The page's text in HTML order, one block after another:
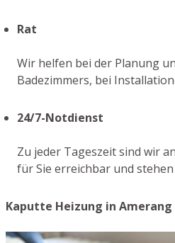
Rat
Wir helfen bei der Planung
Badezimmers, bei
24/7-Notdienst
Zu jeder Tageszeit sind wir
für Sie erreichbar und
Kaputte Heizung in Amerang